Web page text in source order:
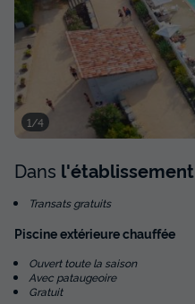
du20/09/2026au27/
Meilleur prix pour 7 nuits
Modifier les dates
Voir les
1/4
Dans l'établissement
Transats gratuits
Piscine extérieure chauffée
Ouvert toute la saison
Avec pataugeoire
Gratuit